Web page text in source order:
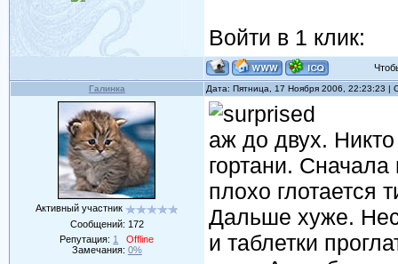
Войти в 1 клик:
Галинка Дата: Пятница, 17 Ноября 2006, 22:23:23 |
Активный участник
Сообщений: 172
Репутация: 1
Offline
Замечания: 0%
аж до двух. Никто
гортани.
плохо глотается
Дальше хуже.
и таблетки